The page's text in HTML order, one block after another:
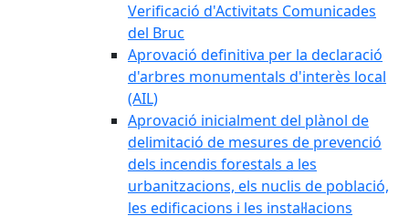
Verificació d'Activitats Comunicades
del Bruc
Aprovació definitiva per la declaració
d'arbres monumentals d'interès local
(AIL)
Aprovació inicialment del plànol de
delimitació de mesures de prevenció
dels incendis forestals a les
urbanitzacions, els nuclis de població,
les edificacions i les instal·lacions